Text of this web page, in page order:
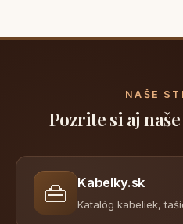
NAŠE
Pozrite si aj
👜 Kabelky.sk
Katalóg kabeliek,